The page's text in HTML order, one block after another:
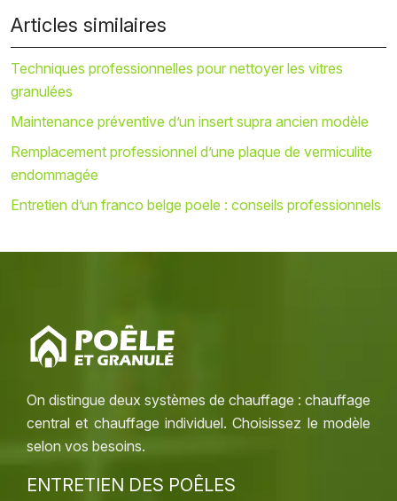
Articles similaires
Techniques professionnelles pour nettoyer les vitres
granulées
Maintenance préventive d’un insert supra ancien modèle
Remplacement professionnel d’une plaque de vermiculite
endommagée
Entretien d’un franco belge poele : conseils professionnels
On distingue deux systèmes de chauffage : chauffage
central et chauffage individuel. Choisissez le modèle
selon vos besoins.
ENTRETIEN DES POÊLES